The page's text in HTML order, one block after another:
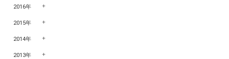
2016年
2015年
2014年
2013年